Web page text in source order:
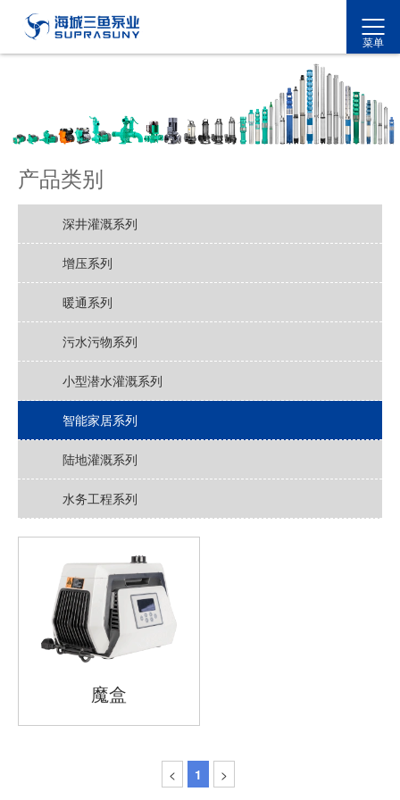
菜单
产品类别
深井灌溉系列
增压系列
暖通系列
污水污物系列
小型潜水灌溉系列
智能家居系列
陆地灌溉系列
水务工程系列
魔盒
< 1 >